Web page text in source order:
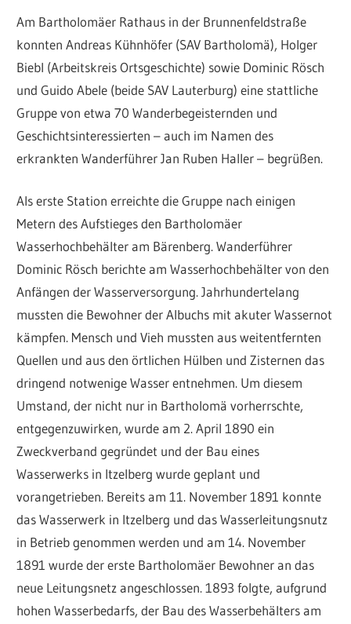
Am Bartholomäer Rathaus in der Brunnenfeldstraße
konnten Andreas Kühnhöfer (SAV Bartholomä), Holger
Biebl (Arbeitskreis Ortsgeschichte) sowie Dominic Rösch
und Guido Abele (beide SAV Lauterburg) eine stattliche
Gruppe von etwa 70 Wanderbegeisternden und
Geschichtsinteressierten – auch im Namen des
erkrankten Wanderführer Jan Ruben Haller – begrüßen.
Als erste Station erreichte die Gruppe nach einigen
Metern des Aufstieges den Bartholomäer
Wasserhochbehälter am Bärenberg. Wanderführer
Dominic Rösch berichte am Wasserhochbehälter von den
Anfängen der Wasserversorgung. Jahrhundertelang
mussten die Bewohner der Albuchs mit akuter Wassernot
kämpfen. Mensch und Vieh mussten aus weitentfernten
Quellen und aus den örtlichen Hülben und Zisternen das
dringend notwenige Wasser entnehmen. Um diesem
Umstand, der nicht nur in Bartholomä vorherrschte,
entgegenzuwirken, wurde am 2. April 1890 ein
Zweckverband gegründet und der Bau eines
Wasserwerks in Itzelberg wurde geplant und
vorangetrieben. Bereits am 11. November 1891 konnte
das Wasserwerk in Itzelberg und das Wasserleitungsnutz
in Betrieb genommen werden und am 14. November
1891 wurde der erste Bartholomäer Bewohner an das
neue Leitungsnetz angeschlossen. 1893 folgte, aufgrund
hohen Wasserbedarfs, der Bau des Wasserbehälters am